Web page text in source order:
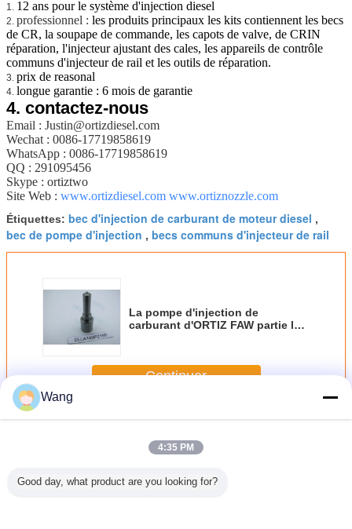
1. 12 ans pour le système d'injection diesel
2. professionnel : les produits principaux les kits contiennent les becs
de CR, la soupape de commande, les capots de valve, de CRIN
réparation, l'injecteur ajustant des cales, les appareils de contrôle
communs d'injecteur de rail et les outils de réparation.
3. prix de reasonal
4. longue garantie : 6 mois de garantie
4. contactez-nous
Email : Justin@ortizdiesel.com
Wechat : 0086-17719858619
WhatsApp : 0086-17719858619
QQ : 291095456
Skype : ortiztwo
Site Web : www.ortizdiesel.com www.ortiznozzle.com
Étiquettes: bec d'injection de carburant de moteur diesel ,
bec de pompe d'injection , becs communs d'injecteur de rail
La pompe d'injection de
carburant d'ORTIZ FAW partie le
de l'ensemble de bec DLLA 149
Continuer
PlusBec d'injecteur de Bosch
Wang
4:35 PM
Good day, what product are you looking for?